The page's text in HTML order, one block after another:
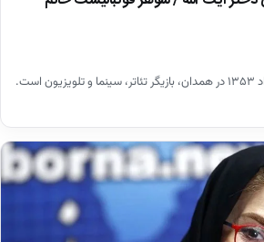
فقیهه سلطانی متولد ۲۹ مرداد ۱۳۵۳ در همدان، بازیگر تئاتر، سینما و تلویزیون است.